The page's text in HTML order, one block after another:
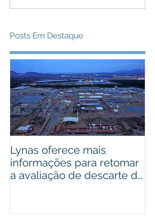
Posts Em Destaque
Lynas oferece mais
informações para retomar
a avaliação de descarte de